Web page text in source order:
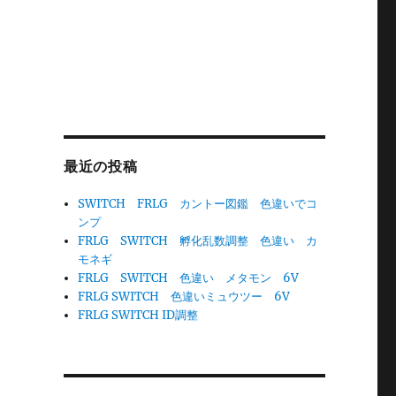
最近の投稿
SWITCH FRLG カントー図鑑 色違いでコ
ンプ
FRLG SWITCH 孵化乱数調整 色違い カ
モネギ
FRLG SWITCH 色違い メタモン 6V
FRLG SWITCH 色違いミュウツー 6V
FRLG SWITCH ID調整